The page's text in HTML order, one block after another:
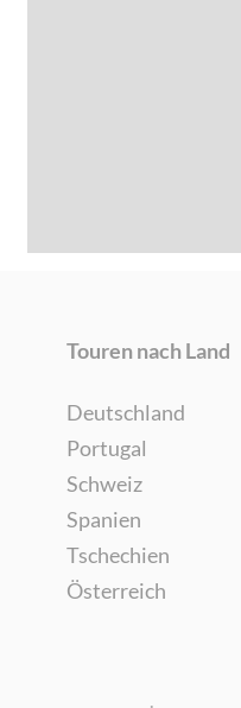
Touren nach Land
Deutschland
Portugal
Schweiz
Spanien
Tschechien
Österreich